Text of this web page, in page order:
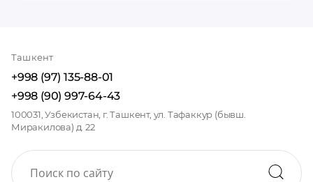
Ташкент
+998 (97) 135-88-01
+998 (90) 997-64-43
100031, Узбекистан, г. Ташкент, ул. Тафаккур (бывш.
Миракилова) д. 22